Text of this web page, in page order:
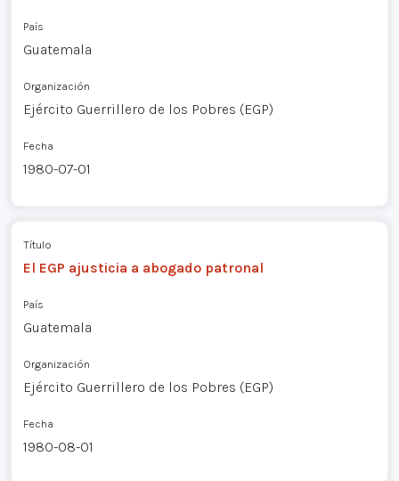
País
Guatemala
Organización
Ejército Guerrillero de los Pobres (EGP)
Fecha
1980-07-01
Título
El EGP ajusticia a abogado patronal
País
Guatemala
Organización
Ejército Guerrillero de los Pobres (EGP)
Fecha
1980-08-01